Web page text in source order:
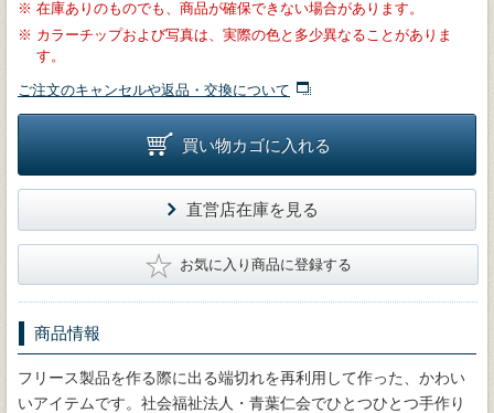
※ 在庫ありのものでも、商品が確保できない場合があります。
※ カラーチップおよび写真は、実際の色と多少異なることがありま
す。
ご注文のキャンセルや返品・交換について
買い物カゴに入れる
直営店在庫を見る
★ お気に入り商品に登録する
商品情報
フリース製品を作る際に出る端切れを再利用して作った、かわい
いアイテムです。社会福祉法人・青葉仁会でひとつひとつ手作り